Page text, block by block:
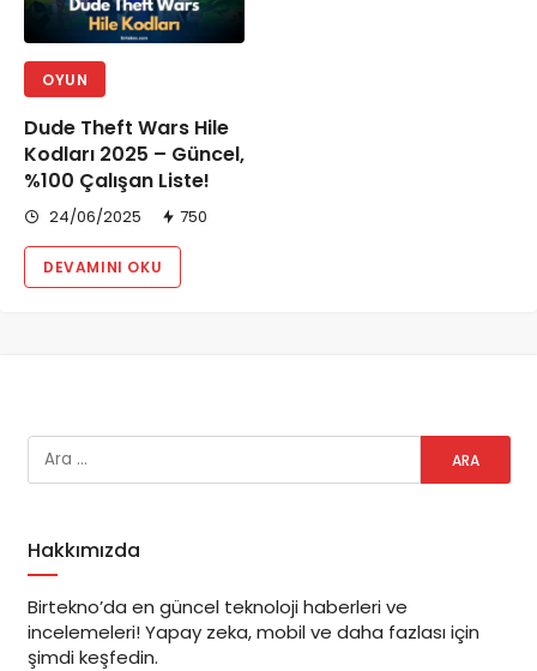
OYUN
Dude Theft Wars Hile
Kodları 2025 – Güncel,
%100 Çalışan Liste!
24/06/2025 750
DEVAMINI OKU
Hakkımızda
Birtekno’da en güncel teknoloji haberleri ve
incelemeleri! Yapay zeka, mobil ve daha fazlası için
şimdi keşfedin.